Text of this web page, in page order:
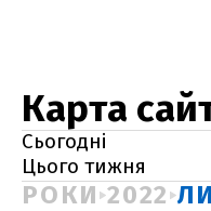
Карта
Сьогодні
Цього тижня
РОКИ 2022